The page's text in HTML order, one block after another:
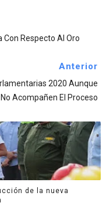
Con Respecto Al Oro
Anterior
2020 Aunque
Acompañen El Proceso
de la nueva